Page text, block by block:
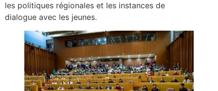
les politiques régionales et les instances de
dialogue avec les jeunes.